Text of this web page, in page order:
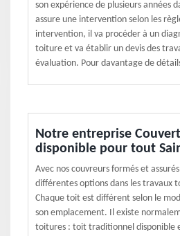
son expérience de plusieurs années
assure une intervention selon les
intervention, il va procéder à un
toiture et va établir un devis des
évaluation. Pour davantage de
Notre entreprise
disponible pour tout
Avec nos couvreurs formés et
différentes options dans les travaux
Chaque toit est différent selon le
son emplacement. Il existe
toitures : toit traditionnel disponible